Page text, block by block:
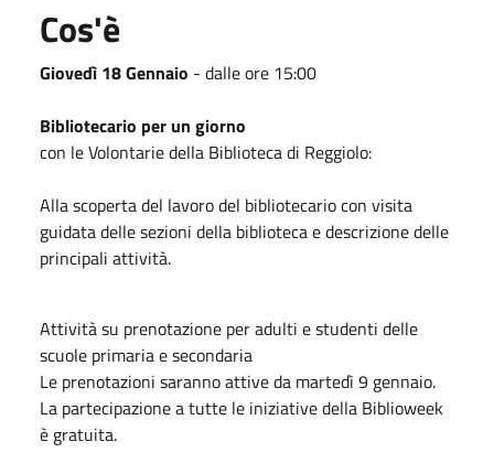
Cos'è
Giovedì 18 Gennaio - dalle ore 15:00
Bibliotecario per un giorno
con le Volontarie della Biblioteca di Reggiolo:
Alla scoperta del lavoro del bibliotecario con visita
guidata delle sezioni della biblioteca e descrizione delle
principali attività.
Attività su prenotazione per adulti e studenti delle
scuole primaria e secondaria
Le prenotazioni saranno attive da martedì 9 gennaio.
La partecipazione a tutte le iniziative della Biblioweek
è gratuita.